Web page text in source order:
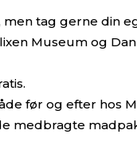
tag gerne din
Museum og
før og efter hos
medbragte